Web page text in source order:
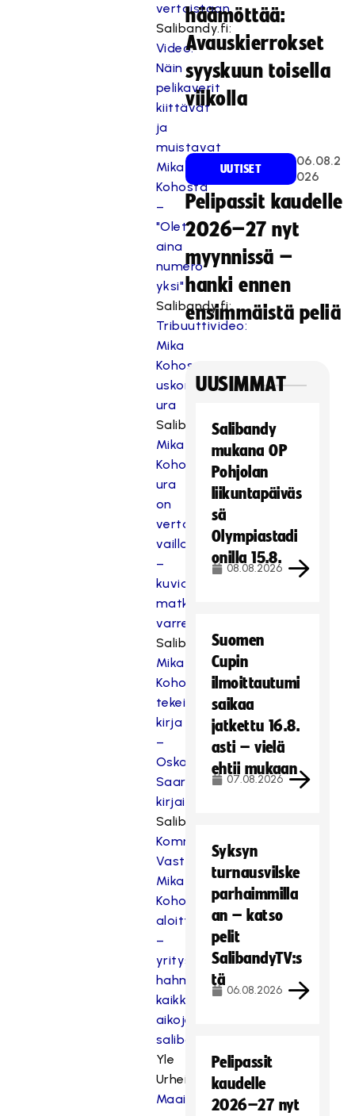
vertaistaan
Salibandy.fi:
Video:
Näin
pelikaverit
kiittävät
ja
muistavat
Mika
Kohosta
–
"Olet
aina
numero
yksi"
Salibandy.fi:
Tribuuttivideo:
Mika
Kohosen
uskomaton
ura
Salibandy.fi:
Mika
Kohosen
ura
on
vertaansa
vailla
–
kuvia
matkan
varrelta
Salibandy.fi:
Mika
Kohosesta
tekeillä
kirja
–
Oskari
Saari
kirjailijana
Salibandy.fi:
Kommentti:
Vastahan
Mika
Kohonen
aloitti
–
yritys
hahmottaa
kaikkien
aikojen
salibandyuraa
Yle
Urheilu:
Maailman
häämöttää:
Avauskierrokset
syyskuun toisella
viikolla
UUTISET
06.08.2
026
Pelipassit kaudelle
2026–27 nyt
myynnissä –
hanki ennen
ensimmäistä peliä
UUSIMMAT
Salibandy
mukana OP
Pohjolan
liikuntapäiväs
sä
Olympiastadi
onilla 15.8.
08.08.2026
Suomen
Cupin
ilmoittautumi
saikaa
jatkettu 16.8.
asti – vielä
ehtii mukaan
07.08.2026
Syksyn
turnausvilske
parhaimmilla
an – katso
pelit
SalibandyTV:s
tä
06.08.2026
Pelipassit
kaudelle
2026–27 nyt